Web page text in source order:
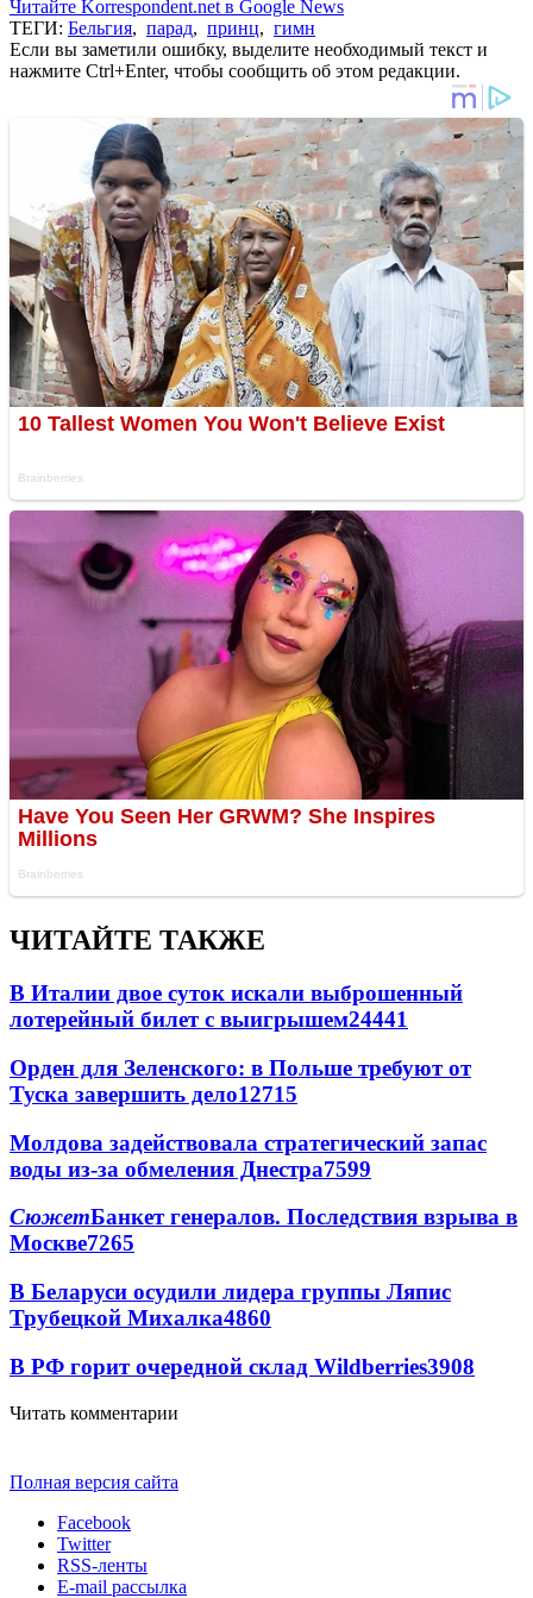
Читайте Korrespondent.net в Google News
ТЕГИ: Бельгия, парад, принц, гимн
Если вы заметили ошибку, выделите необходимый текст и
нажмите Ctrl+Enter, чтобы сообщить об этом редакции.
ЧИТАЙТЕ ТАКЖЕ
В Италии двое суток искали выброшенный
лотерейный билет с выигрышем24441
Орден для Зеленского: в Польше требуют от
Туска завершить дело12715
Молдова задействовала стратегический запас
воды из-за обмеления Днестра7599
СюжетБанкет генералов. Последствия взрыва в
Москве7265
В Беларуси осудили лидера группы Ляпис
Трубецкой Михалка4860
В РФ горит очередной склад Wildberries3908
Читать комментарии
Полная версия сайта
Facebook
Twitter
RSS-ленты
E-mail рассылка